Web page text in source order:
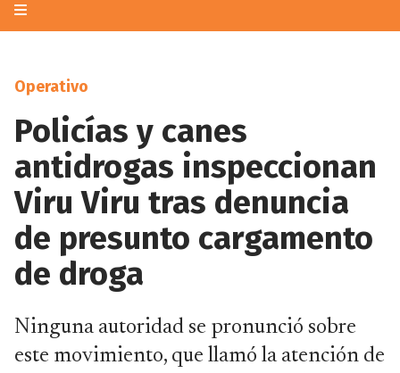
Operativo
Policías y canes
antidrogas inspeccionan
Viru Viru tras denuncia
de presunto cargamento
de droga
Ninguna autoridad se pronunció sobre
este movimiento, que llamó la atención de